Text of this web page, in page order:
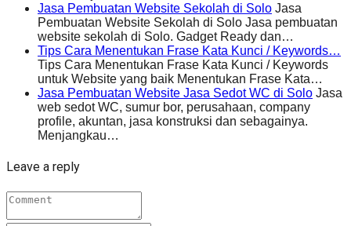
Jasa Pembuatan Website Sekolah di Solo Jasa
Pembuatan Website Sekolah di Solo Jasa pembuatan
website sekolah di Solo. Gadget Ready dan…
Tips Cara Menentukan Frase Kata Kunci / Keywords…
Tips Cara Menentukan Frase Kata Kunci / Keywords
untuk Website yang baik Menentukan Frase Kata…
Jasa Pembuatan Website Jasa Sedot WC di Solo Jasa
web sedot WC, sumur bor, perusahaan, company
profile, akuntan, jasa konstruksi dan sebagainya.
Menjangkau…
Leave a reply